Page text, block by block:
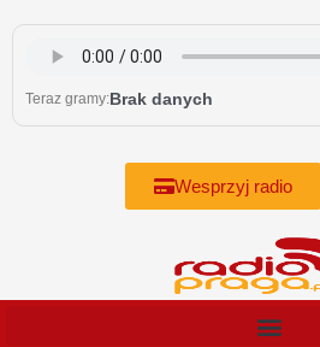
content
Teraz gramy:Brak danych
Wesprzyj radio